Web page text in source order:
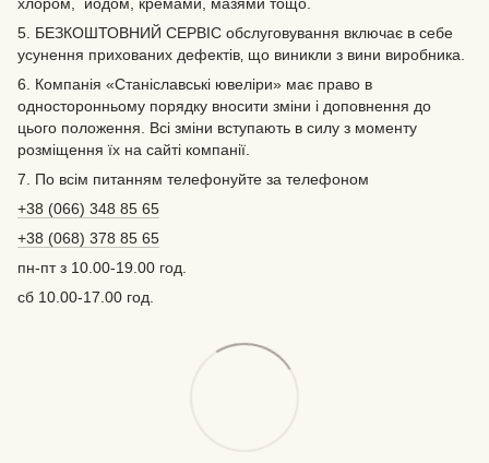
5. БЕЗКОШТОВНИЙ СЕРВІС обслуговування включає в себе
усунення прихованих дефектів‚ що виникли з вини виробника.
6. Компанія «Станіславські ювеліри» має право в
односторонньому порядку вносити зміни і доповнення до
цього положення. Всі зміни вступають в силу з моменту
розміщення їх на сайті компанії.
7. По всім питанням телефонуйте за телефоном
+38 (066) 348 85 65
+38 (068) 378 85 65
пн-пт з 10.00-19.00 год.
сб 10.00-17.00 год.